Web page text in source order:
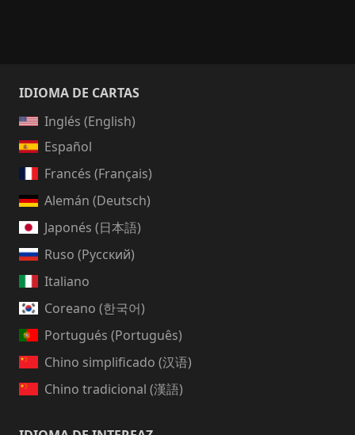
IDIOMA DE CARTAS
Inglés (English)
Español
Francés (Français)
Alemán (Deutsch)
Japonés (日本語)
Ruso (Русский)
Italiano
Coreano (한국어)
Portugués (Português)
Chino simplificado (汉语)
Chino tradicional (漢語)